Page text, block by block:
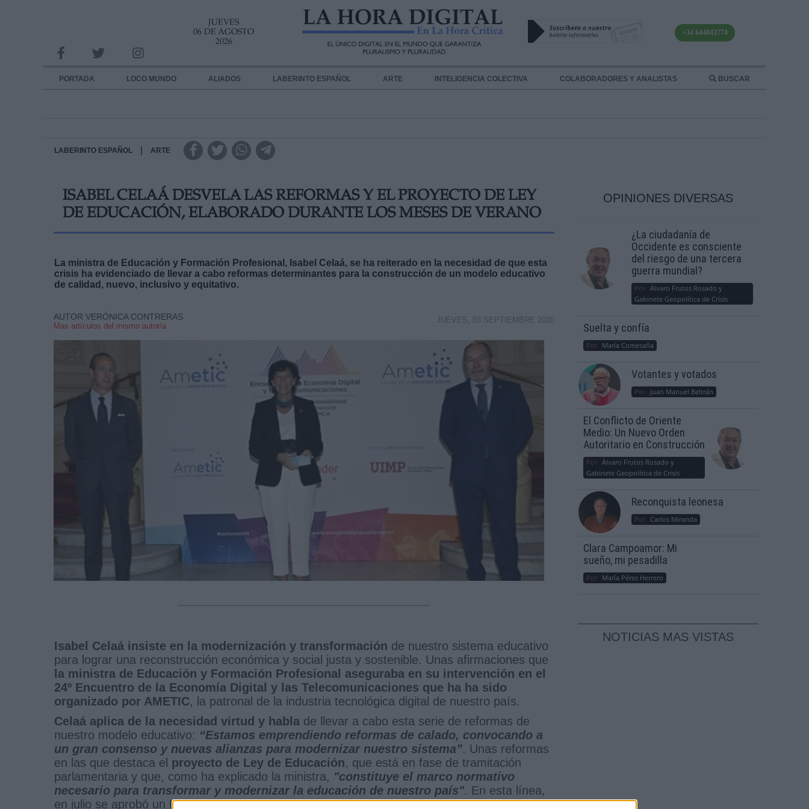
JUEVES
06 DE AGOSTO
2026
+34 644043774
PORTADA LOCO MUNDO ALIADOS LABERINTO ESPAÑOL ARTE INTELIGENCIA COLECTIVA COLABORADORES Y ANALISTAS BUSCAR
LABERINTO ESPAÑOL ARTE
ISABEL CELAÁ DESVELA LAS REFORMAS Y EL PROYECTO DE LEY
DE EDUCACIÓN, ELABORADO DURANTE LOS MESES DE VERANO
La ministra de Educación y Formación Profesional, Isabel Celaá, se ha reiterado en la necesidad de que esta
crisis ha evidenciado de llevar a cabo reformas determinantes para la construcción de un modelo educativo
de calidad, nuevo, inclusivo y equitativo.
AUTOR VERÓNICA CONTRERAS
Mas artículos del mismo autor/a
JUEVES, 03 SEPTIEMBRE 2020
Isabel Celaá insiste en la modernización y transformación de nuestro sistema educativo
para lograr una reconstrucción económica y social justa y sostenible. Unas afirmaciones que
la ministra de Educación y Formación Profesional aseguraba en su intervención en el
24º Encuentro de la Economía Digital y las Telecomunicaciones que ha ha sido
organizado por AMETIC, la patronal de la industria tecnológica digital de nuestro país.
Celaá aplica de la necesidad virtud y habla de llevar a cabo esta serie de reformas de
nuestro modelo educativo: “Estamos emprendiendo reformas de calado, convocando a
un gran consenso y nuevas alianzas para modernizar nuestro sistema”. Unas reformas
en las que destaca el proyecto de Ley de Educación, que está en fase de tramitación
parlamentaria y que, como ha explicado la ministra, "constituye el marco normativo
necesario para transformar y modernizar la educación de nuestro país". En esta línea,
en julio se aprobó un Plan para Modernización de la Formación Profesional,dotado con
OPINIONES DIVERSAS
¿La ciudadanía de
Occidente es consciente
del riesgo de una tercera
guerra mundial?
Por Álvaro Frutos Rosado y
Gabinete Geopolítica de Crisis
Suelta y confía
Por María Comesaña
Votantes y votados
Por Juan Manuel Beltrán
El Conflicto de Oriente
Medio: Un Nuevo Orden
Autoritario en Construcción
Por Álvaro Frutos Rosado y
Gabinete Geopolítica de Crisis
Reconquista leonesa
Por Carlos Miranda
Clara Campoamor: Mi
sueño, mi pesadilla
Por María Pérez Herrero
NOTICIAS MAS VISTAS
INFORMACION SOBRE LA PROTECCIÓN DE TUS DATOS
Responsable:
Destinatarios:
link
Información adicional
link